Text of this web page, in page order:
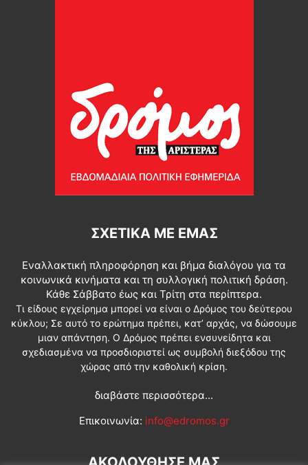
ΣΧΕΤΙΚΆ ΜΕ ΕΜΆΣ
Εναλλακτική πληροφόρηση και βήμα διαλόγου για τα
κοινωνικά κινήματα και τη συλλογική πολιτική δράση.
Κάθε Σάββατο έως και Τρίτη στα περίπτερα.
Τι είδους εγχείρημα μπορεί να είναι ο Δρόμος του δεύτερου
κύκλου; Σε αυτό το ερώτημα πρέπει, κατ’ αρχάς, να δώσουμε
μιαν απάντηση. Ο Δρόμος πρέπει ενσυνείδητα και
σχεδιασμένα να προσδιοριστεί ως συμβολή διεξόδου της
χώρας από την καθολική κρίση.
διαβάστε περισσότερα...
Επικοινωνία: info@edromos.gr